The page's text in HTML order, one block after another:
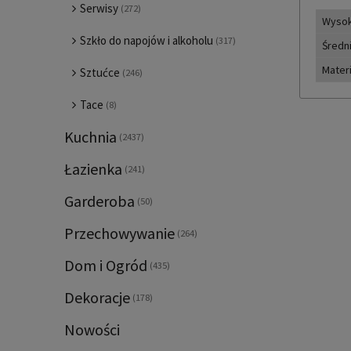
Serwisy (272)
Szkło do napojów i alkoholu (317)
Sztućce (246)
Tace (8)
Kuchnia (2437)
Łazienka (241)
Garderoba (50)
Przechowywanie (264)
Dom i Ogród (435)
Dekoracje (178)
Nowości